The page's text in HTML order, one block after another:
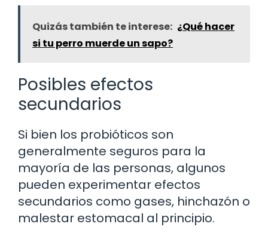
Quizás también te interese: ¿Qué hacer
si tu perro muerde un sapo?
Posibles efectos
secundarios
Si bien los probióticos son
generalmente seguros para la
mayoría de las personas, algunos
pueden experimentar efectos
secundarios como gases, hinchazón o
malestar estomacal al principio.